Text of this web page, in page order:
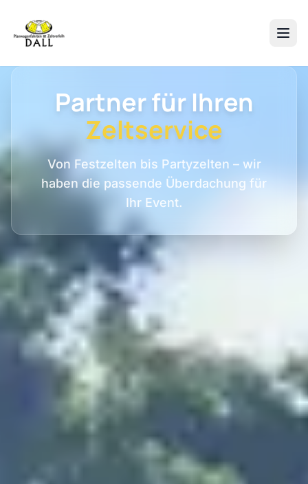
Partner für Ihren
Zeltservice
Von Festzelten bis Partyzelten – wir
haben die passende Überdachung für
Ihr Event.